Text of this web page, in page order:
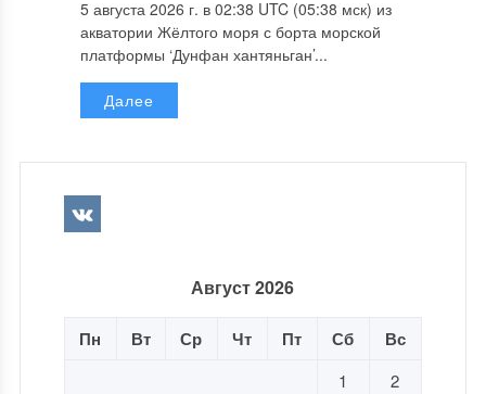
5 августа 2026 г. в 02:38 UTC (05:38 мск) из
акватории Жёлтого моря с борта морской
платформы ‘Дунфан хантяньган’...
Далее
Август 2026
Пн Вт Ср Чт Пт Сб Вс
1
2